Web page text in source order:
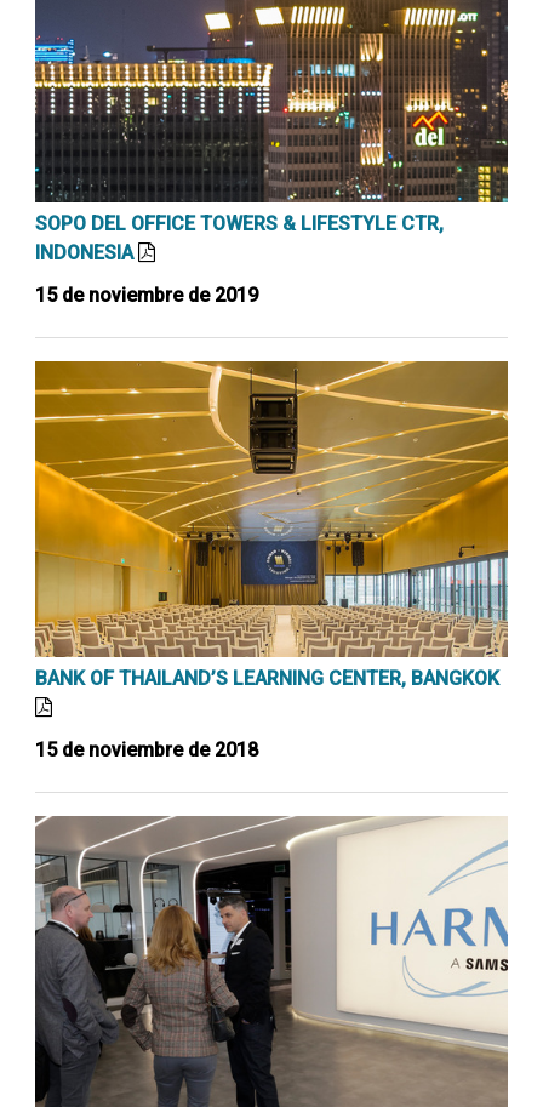
SOPO DEL OFFICE TOWERS & LIFESTYLE CTR,
INDONESIA
15 de noviembre de 2019
BANK OF THAILAND’S LEARNING CENTER, BANGKOK
15 de noviembre de 2018